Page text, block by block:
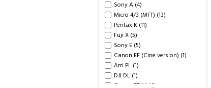
Sony A (4)
Micro 4/3 (MFT) (13)
Pentax K (11)
Fuji X (5)
Sony E (5)
Canon EF (Cine version) (1)
Arri PL (1)
DJI DL (1)
Canon EF-M (4)